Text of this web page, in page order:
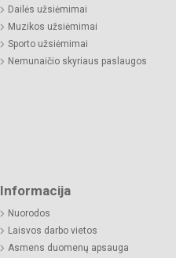
Dailės užsiėmimai
Muzikos užsiėmimai
Sporto užsiėmimai
Nemunaičio skyriaus paslaugos
Informacija
Nuorodos
Laisvos darbo vietos
Asmens duomenų apsauga